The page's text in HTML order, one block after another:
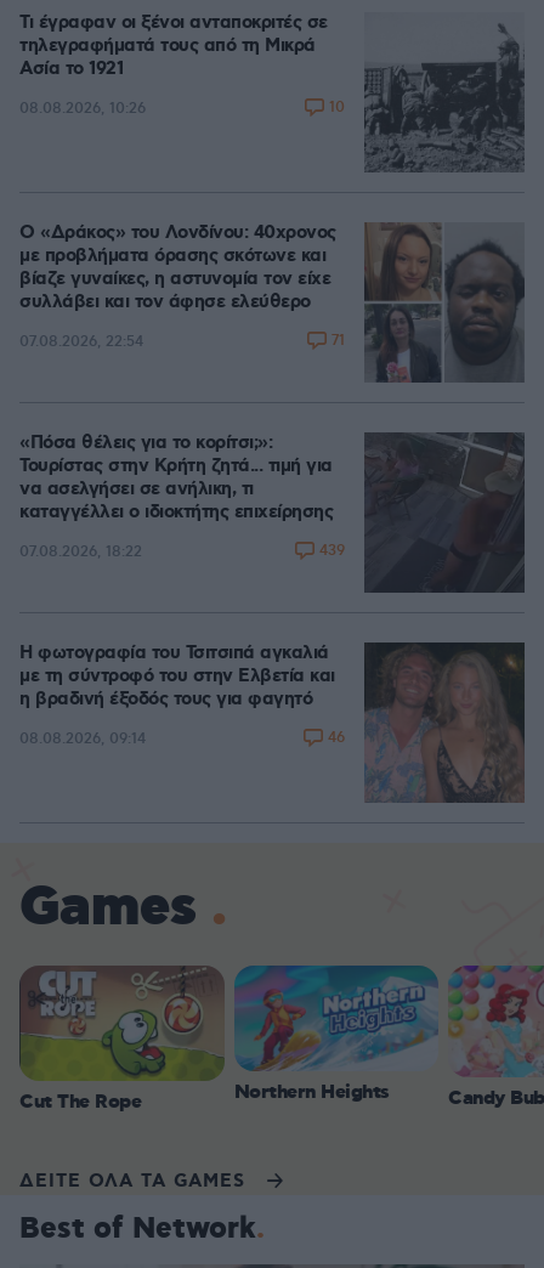
Τι έγραφαν οι ξένοι ανταποκριτές σε
τηλεγραφήματά τους από τη Μικρά
Ασία το 1921
08.08.2026, 10:26 10
Ο «Δράκος» του Λονδίνου: 40χρονος
με προβλήματα όρασης σκότωνε και
βίαζε γυναίκες, η αστυνομία τον είχε
συλλάβει και τον άφησε ελεύθερο
07.08.2026, 22:54 71
«Πόσα θέλεις για το κορίτσι;»:
Τουρίστας στην Κρήτη ζητά... τιμή για
να ασελγήσει σε ανήλικη, τι
καταγγέλλει ο ιδιοκτήτης επιχείρησης
07.08.2026, 18:22 439
Η φωτογραφία του Τσιτσιπά αγκαλιά
με τη σύντροφό του στην Ελβετία και
η βραδινή έξοδός τους για φαγητό
08.08.2026, 09:14 46
Games
Cut The Rope Northern Heights Candy
ΔΕΙΤΕ ΟΛΑ ΤΑ GAMES
Best of Network